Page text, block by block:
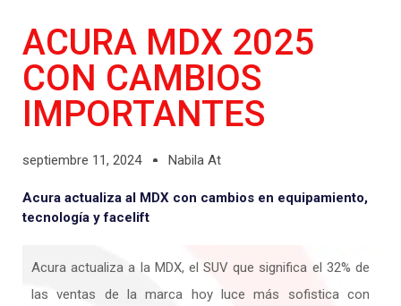
ACURA MDX 2025
CON CAMBIOS
IMPORTANTES
septiembre 11, 2024 Nabila At
Acura actualiza al MDX con cambios en equipamiento,
tecnología y facelift
Acura actualiza a la MDX, el SUV que significa el 32% de
las ventas de la marca hoy luce más sofistica con